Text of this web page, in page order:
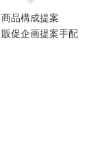
商品構成提案
販促企画提案手配